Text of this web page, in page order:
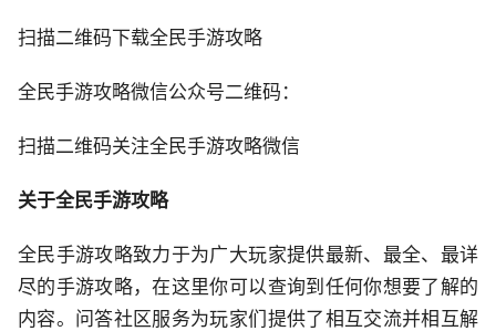
扫描二维码下载全民手游攻略
全民手游攻略微信公众号二维码：
扫描二维码关注全民手游攻略微信
关于全民手游攻略
全民手游攻略致力于为广大玩家提供最新、最全、最详
尽的手游攻略，在这里你可以查询到任何你想要了解的
内容。问答社区服务为玩家们提供了相互交流并相互解